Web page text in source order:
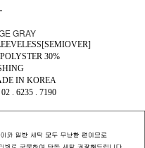
GRAY
30%
IN KOREA
. 6235 . 7190